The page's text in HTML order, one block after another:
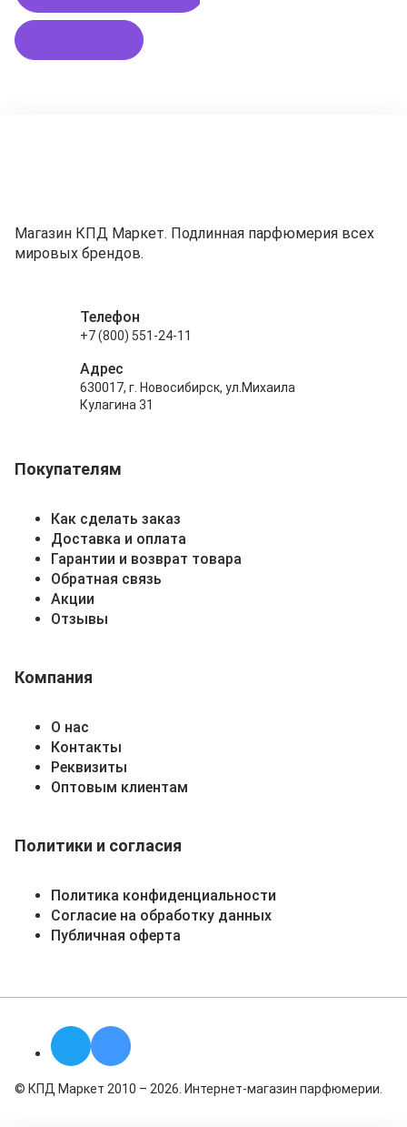
Магазин КПД Маркет. Подлинная парфюмерия всех
мировых брендов.
Покупателям
Как сделать заказ
Доставка и оплата
Гарантии и возврат товара
Обратная связь
Акции
Отзывы
Компания
О нас
Контакты
Реквизиты
Оптовым клиентам
Политики и согласия
Политика конфиденциальности
Согласие на обработку данных
Публичная оферта
Телефон
+7 (800) 551-24-11
Адрес
630017, г. Новосибирск, ул.Михаила
Кулагина 31
© КПД Маркет 2010 – 2026. Интернет-магазин парфюмерии.